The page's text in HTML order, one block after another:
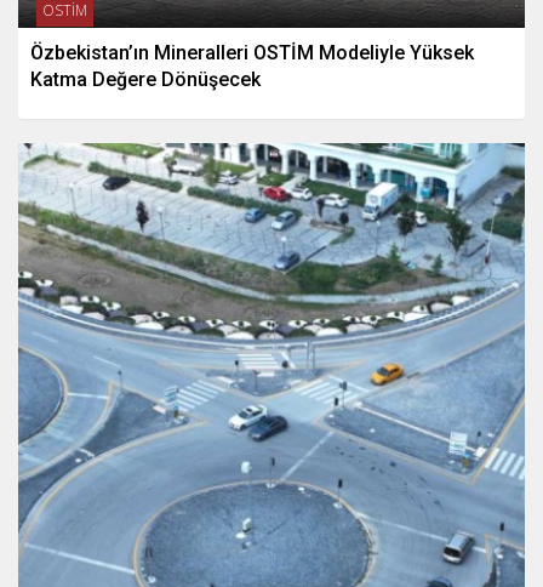
OSTİM
Özbekistan’ın Mineralleri OSTİM Modeliyle Yüksek
Katma Değere Dönüşecek